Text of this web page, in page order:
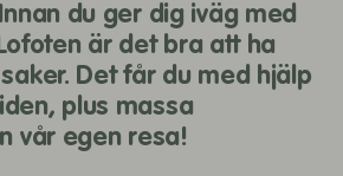
du ger dig iväg med
är det bra att ha
Det får du med hjälp
plus massa
vår egen resa!